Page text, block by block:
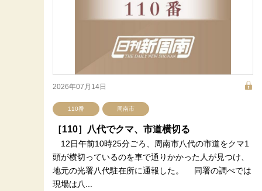
2026年07月14日
110番 周南市
［110］八代でクマ、市道横切る
12日午前10時25分ごろ、周南市八代の市道をクマ1
頭が横切っているのを車で通りかかった人が見つけ、
地元の光署八代駐在所に通報した。 同署の調べでは
現場は八...